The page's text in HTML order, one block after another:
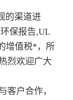
的渠道进
保报告,UL
增值税*，所
烈欢迎广大
客户合作，